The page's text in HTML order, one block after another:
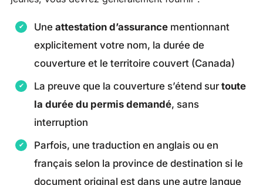
Une attestation d’assurance mentionnant
explicitement votre nom, la durée de
couverture et le territoire couvert (Canada)
La preuve que la couverture s’étend surtoute
la durée du permis demandé, sans
interruption
Parfois, une traduction en anglais ou en
français selon la province de destination si le
document original est dans une autre langue